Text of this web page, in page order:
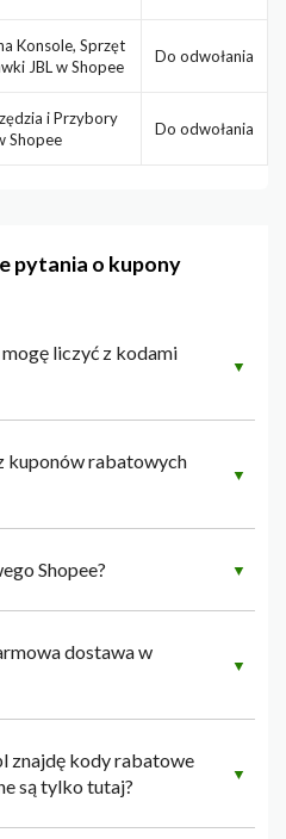
Konsole, Sprzęt
JBL w Shopee
Do odwołania
i Przybory
Shopee
Do odwołania
pytania o kupony
liczyć z kodami
▼
kuponów rabatowych
▼
Shopee? ▼
dostawa w
▼
znajdę kody rabatowe
są tylko tutaj?
▼